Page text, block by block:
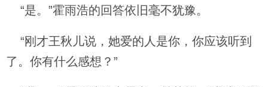
“是。”霍雨浩的回答依旧毫不犹豫。
“刚才王秋儿说，她爱的人是你，你应该听到
了。你有什么感想？”